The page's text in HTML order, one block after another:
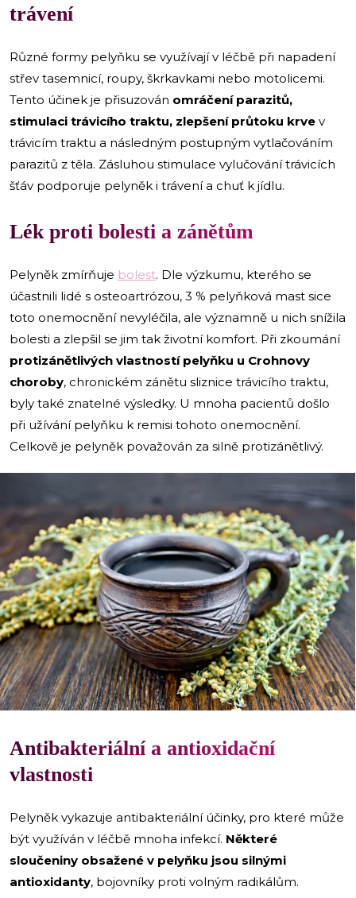
trávení
Různé formy pelyňku se využívají v léčbě při napadení
střev tasemnicí, roupy, škrkavkami nebo motolicemi.
Tento účinek je přisuzován omráčení parazitů,
stimulaci trávicího traktu, zlepšení průtoku krve v
trávicím traktu a následným postupným vytlačováním
parazitů z těla. Zásluhou stimulace vylučování trávicích
šťáv podporuje pelyněk i trávení a chuť k jídlu.
Lék proti bolesti a zánětům
Pelyněk zmírňuje bolest. Dle výzkumu, kterého se
účastnili lidé s osteoartrózou, 3 % pelyňková mast sice
toto onemocnění nevyléčila, ale významně u nich snížila
bolesti a zlepšil se jim tak životní komfort. Při zkoumání
protizánětlivých vlastností pelyňku u Crohnovy
choroby, chronickém zánětu sliznice trávicího traktu,
byly také znatelné výsledky. U mnoha pacientů došlo
při užívání pelyňku k remisi tohoto onemocnění.
Celkově je pelyněk považován za silně protizánětlivý.
i
Antibakteriální a antioxidační
vlastnosti
Pelyněk vykazuje antibakteriální účinky, pro které může
být využíván v léčbě mnoha infekcí. Některé
sloučeniny obsažené v pelyňku jsou silnými
antioxidanty, bojovníky proti volným radikálům.